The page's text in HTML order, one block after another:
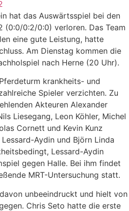
hat das Auswärtsspiel bei den
(0:0/0:2/0:0) verloren. Das Team
eine gute Leistung, hatte
Am Dienstag kommen die
nach Herne (20 Uhr).
krankheits- und
Spieler verzichten. Zu
Akteuren Alexander
Liesegang, Leon Köhler, Michel
Cornett und Kevin Kunz
Aydin und Björn Linda
Lessard-Aydin
gegen Halle. Bei ihm findet
MRT-Untersuchung statt.
unbeeindruckt und hielt von
Chris Seto hatte die erste